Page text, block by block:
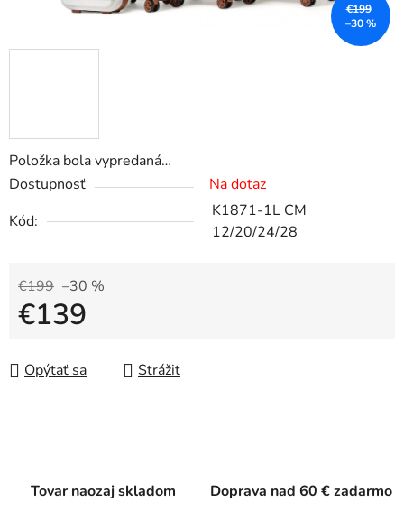
Položka bola vypredaná…
Dostupnosť
Na dotaz
Kód:
K1871-1L CM
12/20/24/28
€199 –30 %
€139
Opýtať sa
Strážiť
€199
–30 %
Tovar naozaj skladom Doprava nad 60 € zadarmo